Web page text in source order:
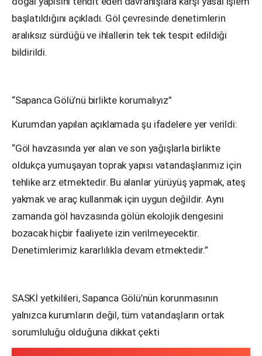
başlatıldığını açıkladı. Göl çevresinde denetimlerin
aralıksız sürdüğü ve ihlallerin tek tek tespit edildiği
bildirildi.
“Sapanca Gölü’nü birlikte korumalıyız”
Kurumdan yapılan açıklamada şu ifadelere yer verildi:
“Göl havzasında yer alan ve son yağışlarla birlikte
oldukça yumuşayan toprak yapısı vatandaşlarımız için
tehlike arz etmektedir. Bu alanlar yürüyüş yapmak, ateş
yakmak ve araç kullanmak için uygun değildir. Aynı
zamanda göl havzasında gölün ekolojik dengesini
bozacak hiçbir faaliyete izin verilmeyecektir.
Denetimlerimiz kararlılıkla devam etmektedir.”
SASKİ yetkilileri, Sapanca Gölü’nün korunmasının
yalnızca kurumların değil, tüm vatandaşların ortak
sorumluluğu olduğuna dikkat çekti